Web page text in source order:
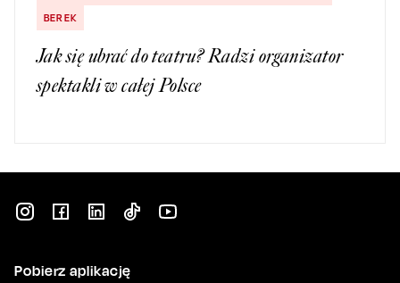
BEREK
Jak się ubrać do teatru? Radzi organizator
spektakli w całej Polsce
Pobierz aplikację